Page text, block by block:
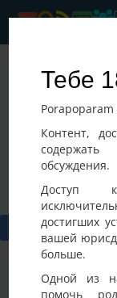
Тебе
Porapoparam
Контент,
обсуждения.
Доступ
достигших
вашей
больше.
Одной из
помочь
Roman